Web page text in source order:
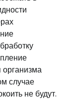
случае
не будут.